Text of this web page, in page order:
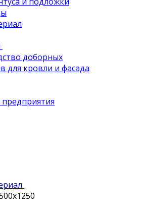
доборных
для кровли и фасада